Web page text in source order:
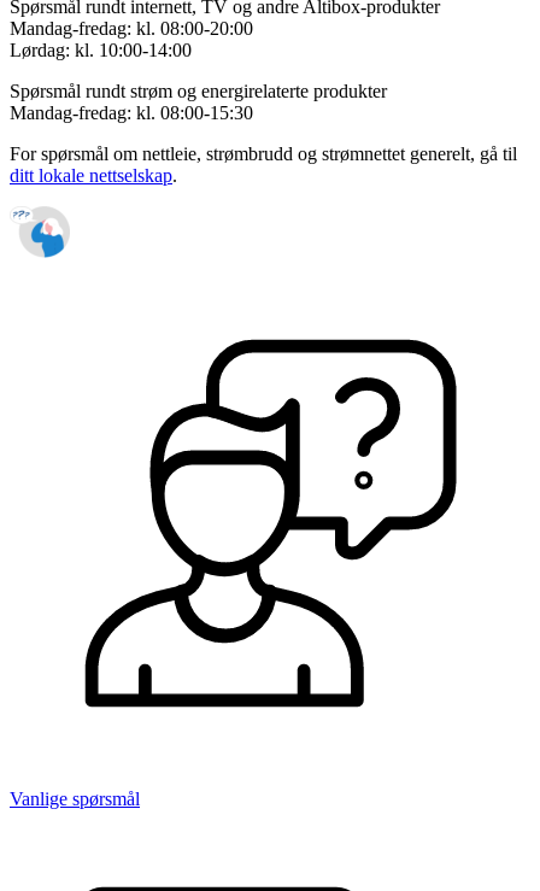
Spørsmål rundt internett, TV og andre Altibox-produkter
Mandag-fredag: kl. 08:00-20:00
Lørdag: kl. 10:00-14:00
Spørsmål rundt strøm og energirelaterte produkter
Mandag-fredag: kl. 08:00-15:30
For spørsmål om nettleie, strømbrudd og strømnettet generelt, gå til
ditt lokale nettselskap.
Vanlige spørsmål